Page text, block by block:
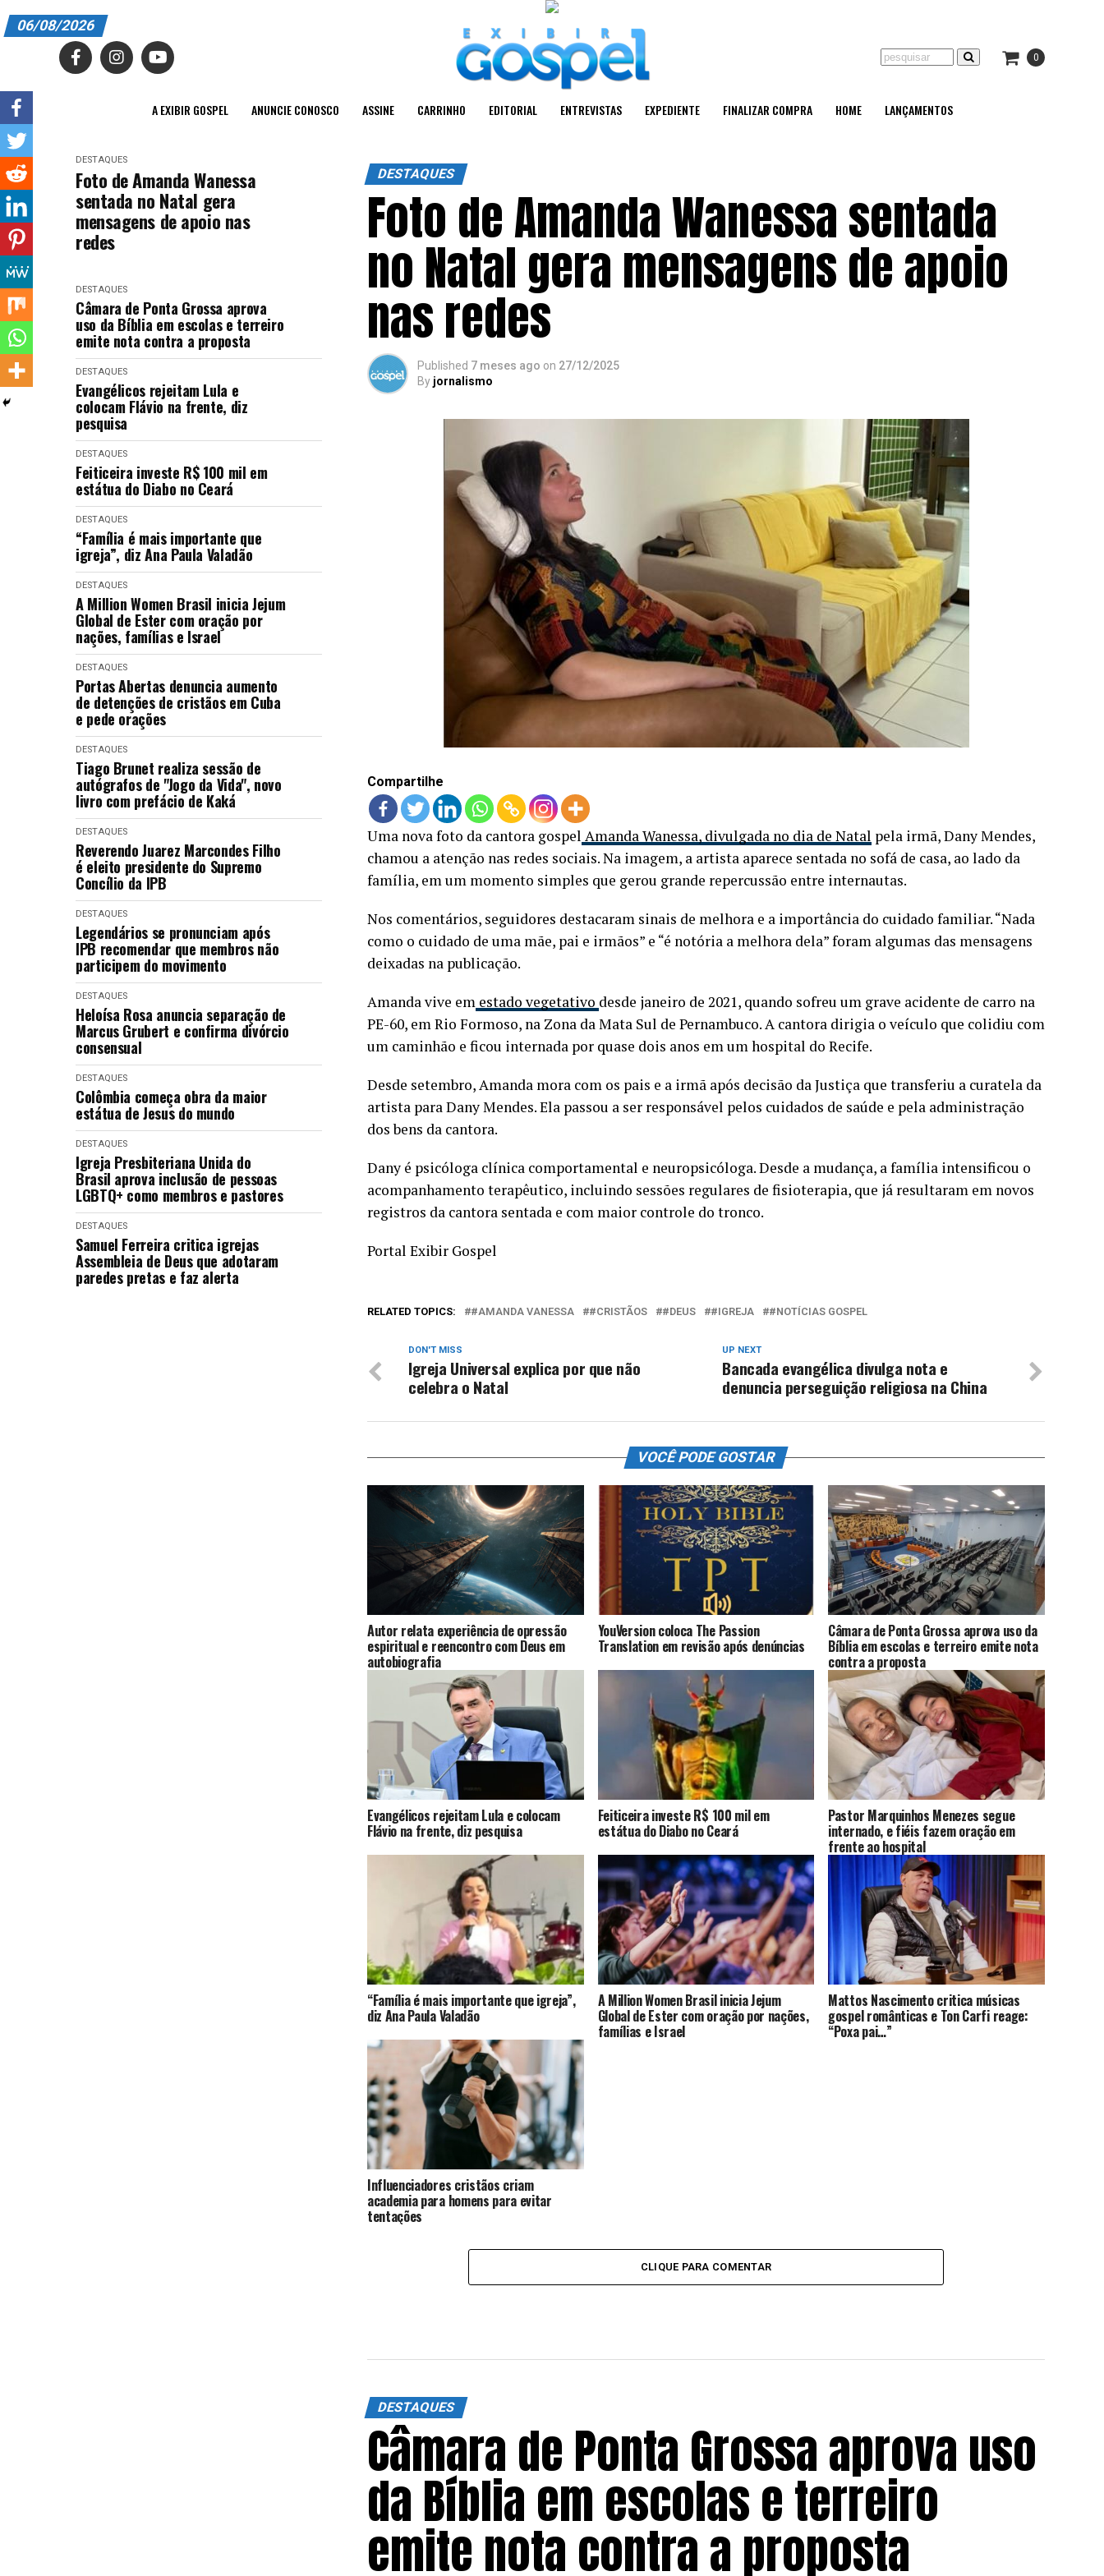
A EXIBIR GOSPEL
EDITORIAL
ENTREVISTAS
FINALIZAR COMPRA
HOME
LANÇAMENTOS
06/08/2026
0
A EXIBIR GOSPEL ANUNCIE CONOSCO ASSINE CARRINHO EDITORIAL ENTREVISTAS EXPEDIENTE FINALIZAR COMPRA HOME LANÇAMENTOS
DESTAQUES
Foto de Amanda Wanessa
sentada no Natal gera
mensagens de apoio nas
redes
DESTAQUES
Câmara de Ponta Grossa aprova
uso da Bíblia em escolas e terreiro
emite nota contra a proposta
DESTAQUES
Evangélicos rejeitam Lula e
colocam Flávio na frente, diz
pesquisa
DESTAQUES
Feiticeira investe R$ 100 mil em
estátua do Diabo no Ceará
DESTAQUES
“Família é mais importante que
igreja”, diz Ana Paula Valadão
DESTAQUES
A Million Women Brasil inicia Jejum
Global de Ester com oração por
nações, famílias e Israel
DESTAQUES
Portas Abertas denuncia aumento
de detenções de cristãos em Cuba
e pede orações
DESTAQUES
Tiago Brunet realiza sessão de
autógrafos de "Jogo da Vida", novo
livro com prefácio de Kaká
DESTAQUES
Reverendo Juarez Marcondes Filho
é eleito presidente do Supremo
Concílio da IPB
DESTAQUES
Legendários se pronunciam após
IPB recomendar que membros não
participem do movimento
DESTAQUES
Heloísa Rosa anuncia separação de
Marcus Grubert e confirma divórcio
consensual
DESTAQUES
Colômbia começa obra da maior
estátua de Jesus do mundo
DESTAQUES
Igreja Presbiteriana Unida do
Brasil aprova inclusão de pessoas
LGBTQ+ como membros e pastores
DESTAQUES
Samuel Ferreira critica igrejas
Assembleia de Deus que adotaram
paredes pretas e faz alerta
DESTAQUES
Foto de Amanda Wanessa sentada
no Natal gera mensagens de apoio
nas redes
Published 7 meses ago on 27/12/2025
By jornalismo
Compartilhe
Uma nova foto da cantora gospel Amanda Wanessa, divulgada no dia de Natal pela irmã, Dany Mendes,
chamou a atenção nas redes sociais. Na imagem, a artista aparece sentada no sofá de casa, ao lado da
família, em um momento simples que gerou grande repercussão entre internautas.
Nos comentários, seguidores destacaram sinais de melhora e a importância do cuidado familiar. “Nada
como o cuidado de uma mãe, pai e irmãos” e “é notória a melhora dela” foram algumas das mensagens
deixadas na publicação.
Amanda vive em estado vegetativo desde janeiro de 2021, quando sofreu um grave acidente de carro na
PE-60, em Rio Formoso, na Zona da Mata Sul de Pernambuco. A cantora dirigia o veículo que colidiu com
um caminhão e ficou internada por quase dois anos em um hospital do Recife.
Desde setembro, Amanda mora com os pais e a irmã após decisão da Justiça que transferiu a curatela da
artista para Dany Mendes. Ela passou a ser responsável pelos cuidados de saúde e pela administração
dos bens da cantora.
Dany é psicóloga clínica comportamental e neuropsicóloga. Desde a mudança, a família intensificou o
acompanhamento terapêutico, incluindo sessões regulares de fisioterapia, que já resultaram em novos
registros da cantora sentada e com maior controle do tronco.
Portal Exibir Gospel
RELATED TOPICS: #AMANDA VANESSA #CRISTÃOS #DEUS #IGREJA #NOTÍCIAS GOSPEL
UP NEXT
Bancada evangélica divulga nota e
denuncia perseguição religiosa na China
DON'T MISS
Igreja Universal explica por que não
celebra o Natal
VOCÊ PODE GOSTAR
Autor relata experiência de opressão
espiritual e reencontro com Deus em
autobiografia
YouVersion coloca The Passion
Translation em revisão após denúncias
Câmara de Ponta Grossa aprova uso da
Bíblia em escolas e terreiro emite nota
contra a proposta
Evangélicos rejeitam Lula e colocam
Flávio na frente, diz pesquisa
Feiticeira investe R$ 100 mil em
estátua do Diabo no Ceará
Pastor Marquinhos Menezes segue
internado, e fiéis fazem oração em
frente ao hospital
“Família é mais importante que igreja”,
diz Ana Paula Valadão
A Million Women Brasil inicia Jejum
Global de Ester com oração por nações,
famílias e Israel
Mattos Nascimento critica músicas
gospel românticas e Ton Carfi reage:
“Poxa pai…”
Influenciadores cristãos criam
academia para homens para evitar
tentações
CLIQUE PARA COMENTAR
DESTAQUES
Câmara de Ponta Grossa aprova uso
da Bíblia em escolas e terreiro
emite nota contra a proposta